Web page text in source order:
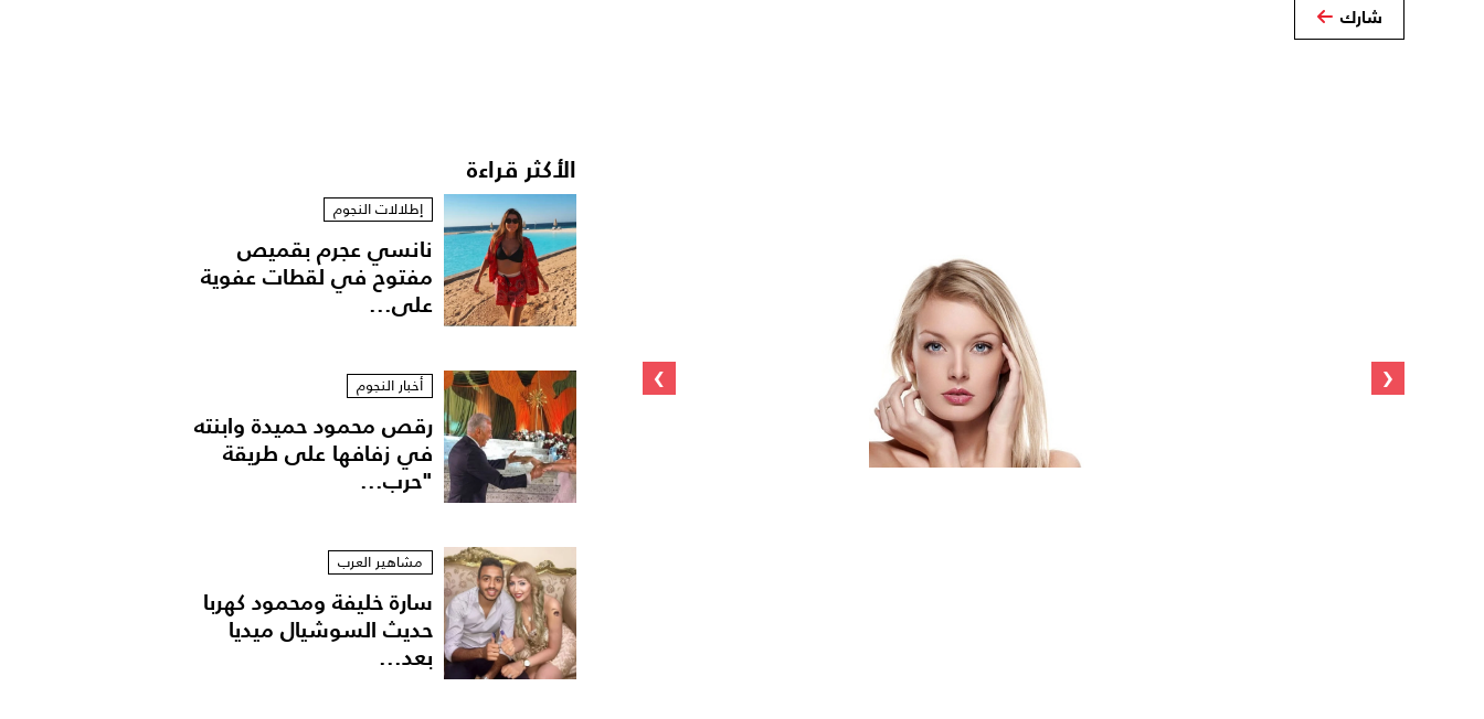
شارك
‹
›
الأكثر قراءة
إطلالات النجوم
نانسي عجرم بقميص
مفتوح في لقطات عفوية
على...
أخبار النجوم
رقص محمود حميدة وابنته
في زفافها على طريقة
"حرب...
مشاهير العرب
سارة خليفة ومحمود كهربا
حديث السوشيال ميديا
بعد...